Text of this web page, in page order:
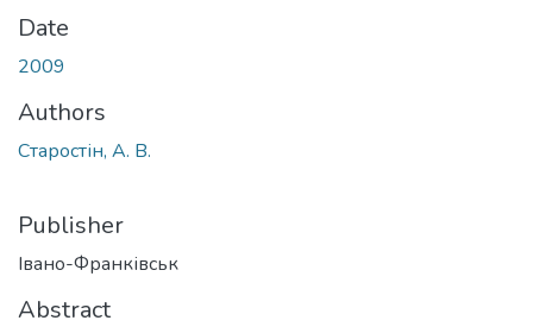
Date
2009
Authors
Старостін, А. В.
Publisher
Івано-Франківськ
Abstract